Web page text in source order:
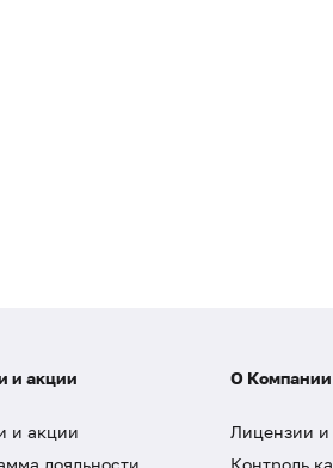
и акции
и акции
О Компании
Лицензии и